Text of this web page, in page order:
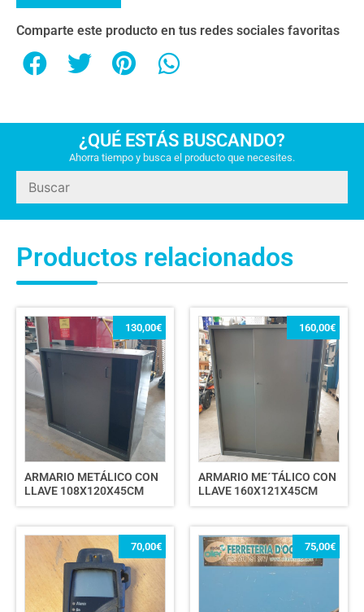
Comparte este producto en tus redes sociales favoritas
¿QUÉ ESTÁS BUSCANDO?
Ahorra tiempo y busca el producto que necesites.
Productos relacionados
ARMARIO METÁLICO CON
LLAVE 108X120X45CM
130,00€
ARMARIO ME´TÁLICO CON
LLAVE 160X121X45CM
160,00€
70,00€ 75,00€